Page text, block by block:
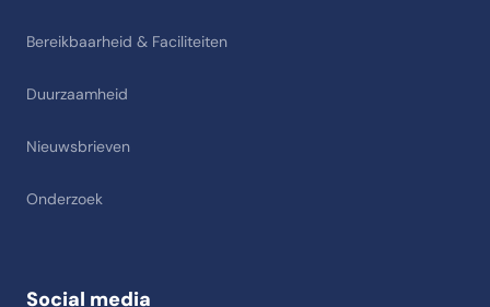
Bereikbaarheid & Faciliteiten
Duurzaamheid
Nieuwsbrieven
Onderzoek
Social media